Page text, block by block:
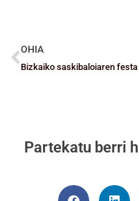
OHIA
Partekatu berri